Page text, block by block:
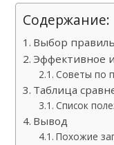
Содержание:
Выбор
Эффективное
Советы по
Таблица
Список
Вывод
Похожие